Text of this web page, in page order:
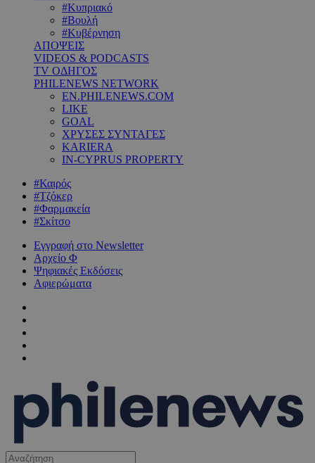
#Κυπριακό
#Βουλή
#Κυβέρνηση
ΑΠΟΨΕΙΣ
VIDEOS & PODCASTS
TV ΟΔΗΓΟΣ
PHILENEWS NETWORK
EN.PHILENEWS.COM
LIKE
GOAL
ΧΡΥΣΕΣ ΣΥΝΤΑΓΕΣ
KARIERA
IN-CYPRUS PROPERTY
#Καιρός
#Τζόκερ
#Φαρμακεία
#Σκίτσο
Εγγραφή στο Newsletter
Αρχείο Φ
Ψηφιακές Εκδόσεις
Αφιερώματα